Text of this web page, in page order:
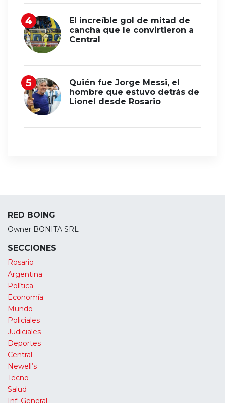
El increíble gol de mitad de
cancha que le convirtieron a
Central
Quién fue Jorge Messi, el
hombre que estuvo detrás de
Lionel desde Rosario
RED BOING
Owner BONITA SRL
SECCIONES
Rosario
Argentina
Política
Economía
Mundo
Policiales
Judiciales
Deportes
Central
Newell’s
Tecno
Salud
Inf. General